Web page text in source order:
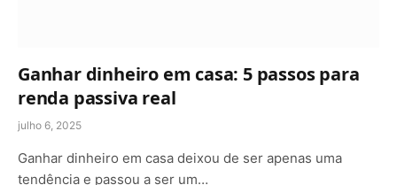
Ganhar dinheiro em casa: 5 passos para
renda passiva real
julho 6, 2025
Ganhar dinheiro em casa deixou de ser apenas uma
tendência e passou a ser um…